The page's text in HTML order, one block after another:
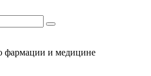
фармации и медицине